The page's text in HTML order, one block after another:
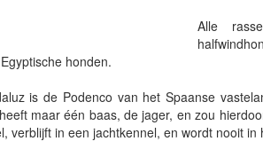
Alle
honden.
is de Podenco van het Spaanse
maar één baas, de jager, en zou
verblijft in een jachtkennel, en wordt nooit in